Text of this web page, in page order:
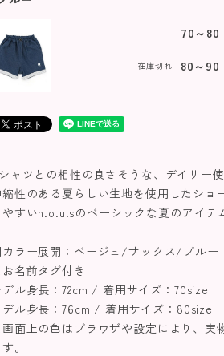
70～80
80～90
在庫切れ
ャツとの相性の良さそうな、デイリー
縮性のある夏らしい生地を使用したショ
やすいn.o.u.sのベーシックな夏のアイテ
ラー展開：ベージュ/サックス/ブルー
名前タグ付き
デル身長：72cm / 着用サイズ：70size
デル身長：76cm / 着用サイズ：80size
面上の色はブラウザや設定により、実
。